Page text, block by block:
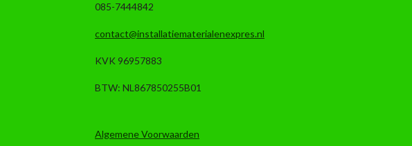
085-7444842
contact@installatiematerialenexpres.nl
KVK 96957883
BTW: NL867850255B01
Algemene Voorwaarden